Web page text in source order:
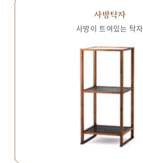
사방탁자
사방이 트여있는 탁자